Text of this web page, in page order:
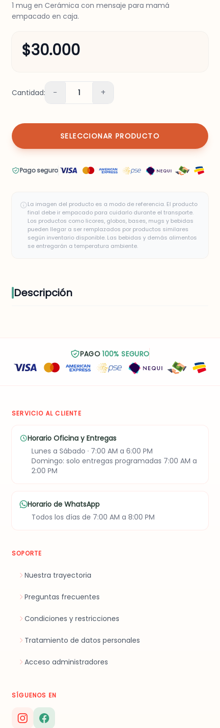
1 mug en Cerámica con mensaje para mamá
empacado en caja.
$30.000
Cantidad: − 1 +
SELECCIONAR PRODUCTO
Pago seguro
La imagen del producto es a modo de referencia. El producto
final debe ir empacado para cuidarlo durante el transporte.
Los productos como licores, globos, bases, mugs y bebidas
pueden llegar a ser remplazados por productos similares
según inventario disponible. Las bebidas y demás alimentos
se entregarán a temperatura ambiente.
Descripción
PAGO100% SEGURO
SERVICIO AL CLIENTE
Horario Oficina y Entregas
Lunes a Sábado · 7:00 AM a 6:00 PM
Domingo: solo entregas programadas 7:00 AM a
2:00 PM
Horario de WhatsApp
Todos los días de 7:00 AM a 8:00 PM
SOPORTE
Nuestra trayectoria
Preguntas frecuentes
Condiciones y restricciones
Tratamiento de datos personales
Acceso administradores
SÍGUENOS EN